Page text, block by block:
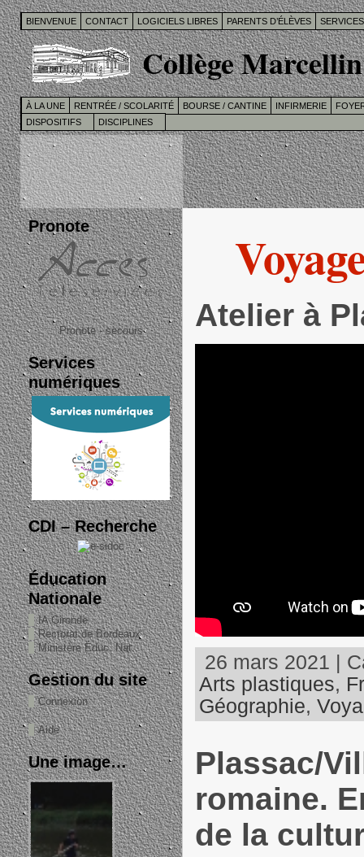
BIENVENUE CONTACT LOGICIELS LIBRES PARENTS D’ÉLÈVES
Collège
À LA UNE RENTRÉE / SCOLARITÉ BOURSE / CANTINE INFIRMERIE
DISPOSITIFS
DISCIPLINES
Pronote
Pronote - secours
Services
numériques
CDI – Recherche
Éducation
Nationale
IA Gironde
Rectorat de Bordeaux
Ministère Éduc. Nat.
Gestion du site
Connexion
Aide
Une image…
Atelier à
26 mars 2021 |
Arts plastiques,
Géographie,
Plassac/
romaine.
de la